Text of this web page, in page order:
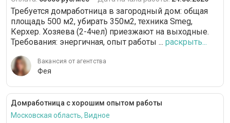
Требуется домработница в загородный дом: общая
площадь 500 м2, убирать 350м2, техника Smeg,
Керхер. Хозяева (2-4чел) приезжают на выходные.
Требования: энергичная, опыт работы ... раскрыть...
Вакансия от агентства
Фея
Домработница с хорошим опытом работы
Московская область, Видное